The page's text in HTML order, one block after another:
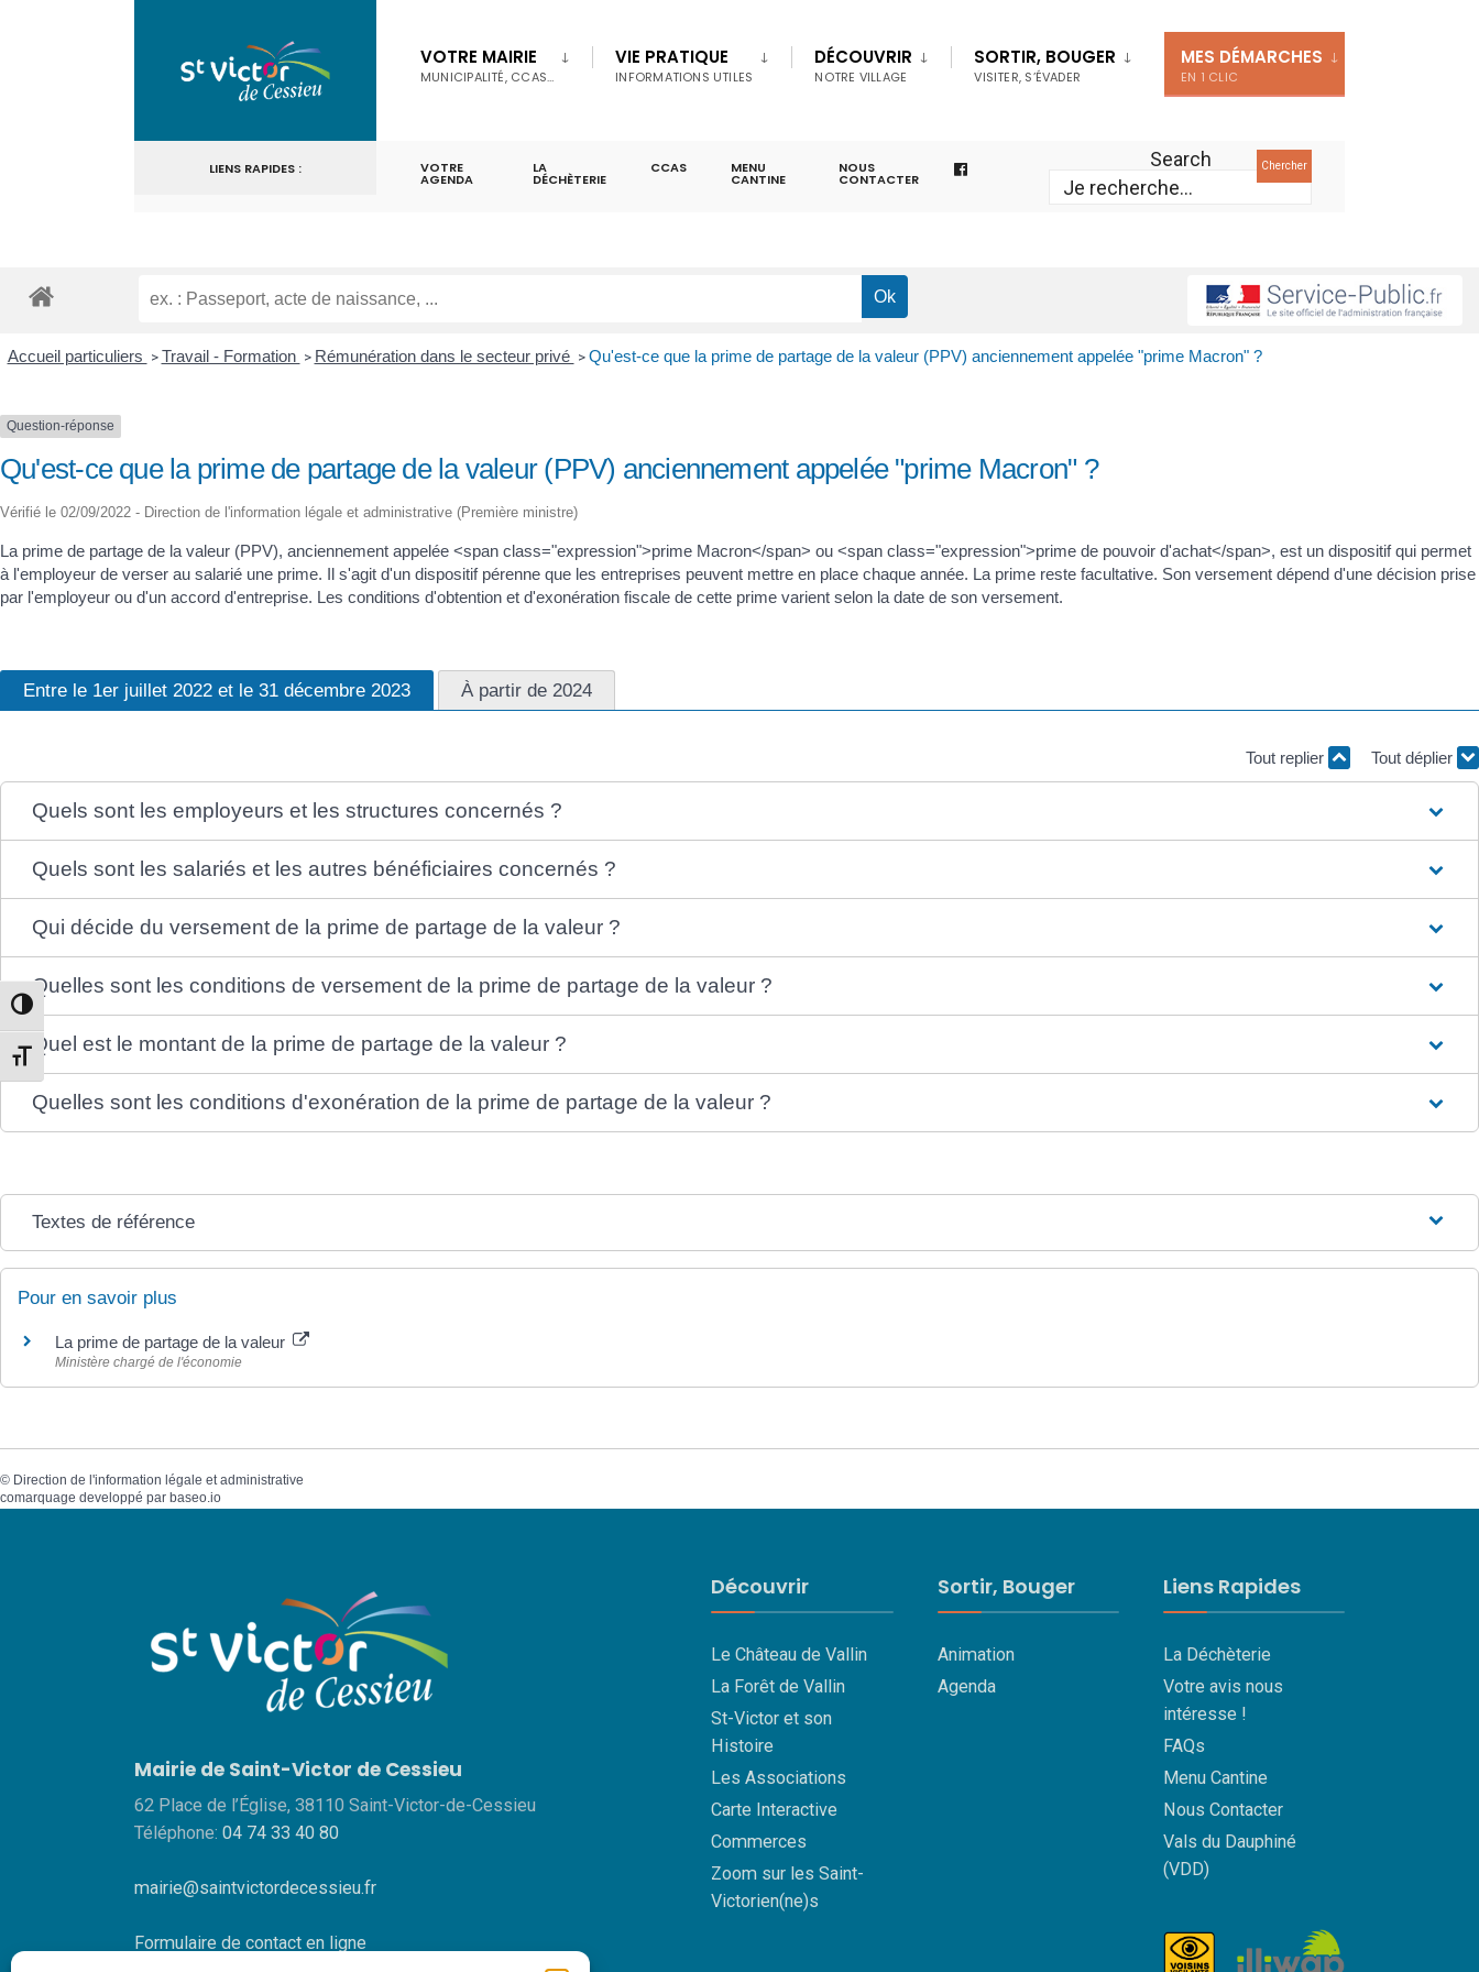
Passer en contraste élevé
Changer la taille de la police
content
VOTRE MAIRIE
MUNICIPALITÉ, CCAS…
VIE PRATIQUE
INFORMATIONS UTILES
DÉCOUVRIR
NOTRE VILLAGE
SORTIR, BOUGER
VISITER, S’ÉVADER
MES DÉMARCHES
EN 1 CLIC
LIENS RAPIDES : VOTRE
AGENDA
LA
DÉCHÈTERIE
CCAS MENU
CANTINE
NOUS
CONTACTER
Search Chercher
Accueil particuliers > Travail - Formation > Rémunération dans le secteur privé > Qu'est-ce que la prime de partage de la valeur (PPV) anciennement appelée "prime Macron" ?
Question-réponse
Qu'est-ce que la prime de partage de la valeur (PPV) anciennement appelée "prime Macron" ?
Vérifié le 02/09/2022 - Direction de l'information légale et administrative (Première ministre)
La prime de partage de la valeur (PPV), anciennement appelée <span class="expression">prime Macron</span> ou <span class="expression">prime de pouvoir d'achat</span>, est un dispositif qui permet
à l'employeur de verser au salarié une prime. Il s'agit d'un dispositif pérenne que les entreprises peuvent mettre en place chaque année. La prime reste facultative. Son versement dépend d'une décision prise
par l'employeur ou d'un accord d'entreprise. Les conditions d'obtention et d'exonération fiscale de cette prime varient selon la date de son versement.
Entre le 1er juillet 2022 et le 31 décembre 2023 À partir de 2024
Tout replier Tout déplier
Quels sont les employeurs et les structures concernés ?
Quels sont les salariés et les autres bénéficiaires concernés ?
Qui décide du versement de la prime de partage de la valeur ?
Quelles sont les conditions de versement de la prime de partage de la valeur ?
Quel est le montant de la prime de partage de la valeur ?
Quelles sont les conditions d'exonération de la prime de partage de la valeur ?
Textes de référence
Pour en savoir plus
La prime de partage de la valeur
Ministère chargé de l'économie
© Direction de l'information légale et administrative
comarquage developpé par baseo.io
Mairie de Saint-Victor de Cessieu
62 Place de l’Église, 38110 Saint-Victor-de-Cessieu
Téléphone: 04 74 33 40 80
mairie@saintvictordecessieu.fr
Formulaire de contact en ligne
Découvrir
Le Château de Vallin
La Forêt de Vallin
St-Victor et son
Histoire
Les Associations
Carte Interactive
Commerces
Zoom sur les Saint-
Victorien(ne)s
Sortir, Bouger
Animation
Agenda
Liens Rapides
La Déchèterie
Votre avis nous
intéresse !
FAQs
Menu Cantine
Nous Contacter
Vals du Dauphiné
(VDD)